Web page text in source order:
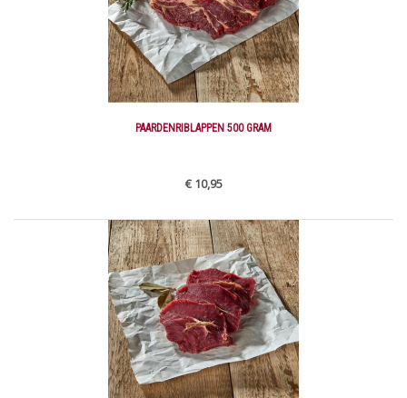
PAARDENRIBLAPPEN 500 GRAM
€ 10,95